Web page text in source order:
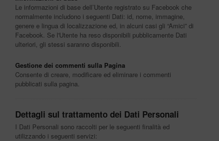
Le informazioni di base dell’Utente registrato su Facebook che
normalmente includono i seguenti Dati: id, nome, immagine,
genere e lingua di localizzazione ed, in alcuni casi gli “Amici” di
Facebook. Se l'Utente ha reso disponibili pubblicamente Dati
ulteriori, gli stessi saranno disponibili.
Gestione dei commenti sulla Pagina
Consente di creare, modificare ed eliminare i commenti
pubblicati sulla pagina.
Dettagli sul trattamento dei Dati Personali
I Dati Personali sono raccolti per le seguenti finalità ed
utilizzando i seguenti servizi: